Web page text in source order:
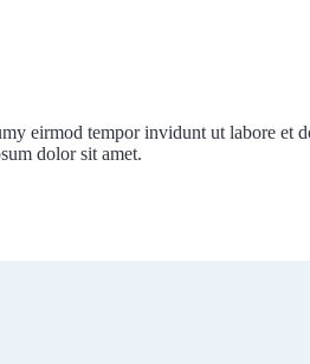
eirmod tempor invidunt ut labore et
dolor sit amet.